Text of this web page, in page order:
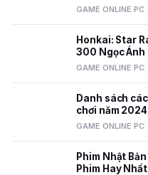
GAME ONLINE PC
Honkai: Star
300 Ngọc Ánh
dẫn
GAME ONLINE PC
Danh sách
chơi năm 2024
GAME ONLINE PC
Phim Nhật
Phim Hay Nhất